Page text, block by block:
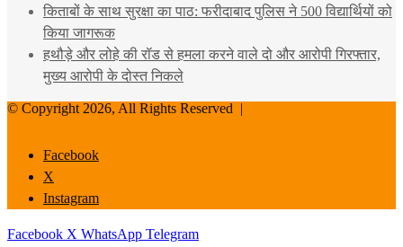
किताबों के साथ सुरक्षा का पाठ: फरीदाबाद पुलिस ने 500 विद्यार्थियों को
किया जागरूक
हथौड़े और लोहे की रॉड से हमला करने वाले दो और आरोपी गिरफ्तार,
मुख्य आरोपी के दोस्त निकले
© Copyright 2026, All Rights Reserved |
Facebook
X
Instagram
Facebook X WhatsApp Telegram